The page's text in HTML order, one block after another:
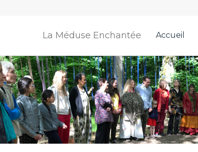
La Méduse Enchantée Accueil